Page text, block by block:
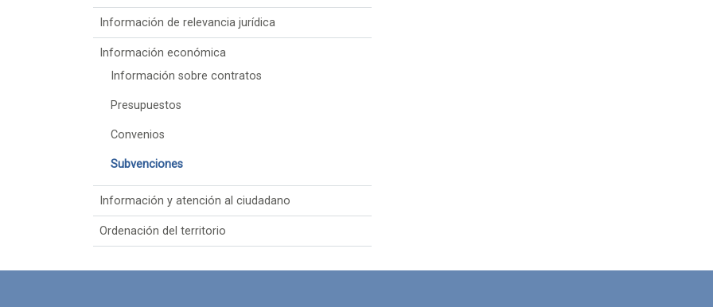
Información de relevancia jurídica
Información económica
Información sobre contratos
Presupuestos
Convenios
Subvenciones
Información y atención al ciudadano
Ordenación del territorio